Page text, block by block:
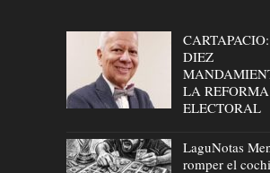
DIEZ
LA REFORMA
ELECTORAL
LaguNotas
romper el